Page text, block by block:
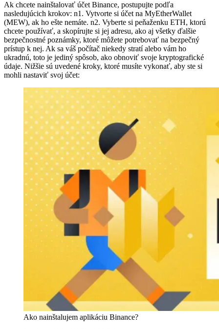
Ak chcete nainštalovať účet Binance, postupujte podľa
nasledujúcich krokov: n1. Vytvorte si účet na MyEtherWallet
(MEW), ak ho ešte nemáte. n2. Vyberte si peňaženku ETH, ktorú
chcete používať, a skopírujte si jej adresu, ako aj všetky ďalšie
bezpečnostné poznámky, ktoré môžete potrebovať na bezpečný
prístup k nej. Ak sa váš počítač niekedy stratí alebo vám ho
ukradnú, toto je jediný spôsob, ako obnoviť svoje kryptografické
údaje. Nižšie sú uvedené kroky, ktoré musíte vykonať, aby ste si
mohli nastaviť svoj účet:
Ako nainštalujem aplikáciu Binance?